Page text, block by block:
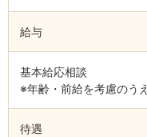
給与
基本給応相談
※年齢・前給を考慮のう
待遇